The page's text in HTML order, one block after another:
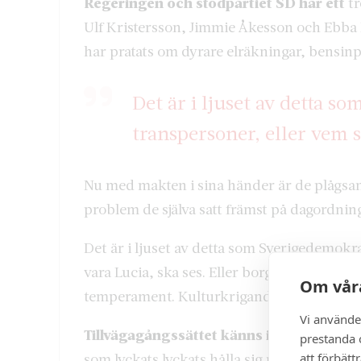
Om
Vi
prestanda
att
Ulf Kristersson, Jimmie Åkesson och
har pratats om dyrare elräkningar,
Det är i ljuset av detta
transpersoner, eller vem
Nu med makten i sina händer är de
problem de själva satt främst på
Det är i ljuset av detta som
vara Lucia, ska ses. Eller borgerliga
temperament. Kulturkrigande.
Tillvägagångssättet känns igen.Blickar